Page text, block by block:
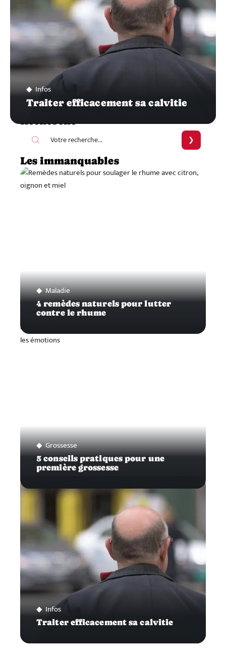
Infos
Traiter efficacement sa calvitie
Les immanquables
Maladie
4 remèdes naturels pour lutter
contre le rhume
Grossesse
5 conseils pratiques pour une
première grossesse
Infos
Traiter efficacement sa calvitie